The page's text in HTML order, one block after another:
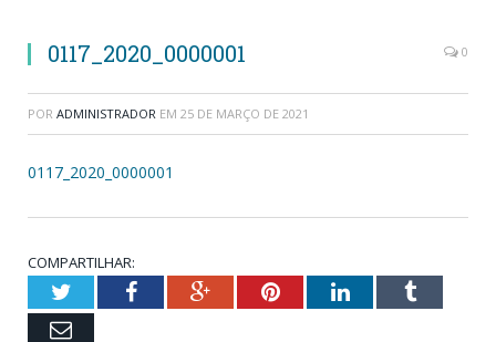
0117_2020_0000001 0
POR ADMINISTRADOR EM 25 DE MARÇO DE 2021
0117_2020_0000001
COMPARTILHAR:
TwitterFacebookGoogle+PinterestLinkedInTumblr
Email